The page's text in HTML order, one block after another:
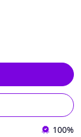
100%